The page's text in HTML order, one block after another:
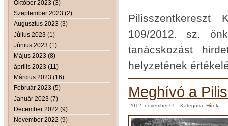
Október 2023 (3)
Szeptember 2023 (2)
Augusztus 2023 (3)
Július 2023 (1)
Június 2023 (1)
Május 2023 (8)
április 2023 (11)
Március 2023 (16)
Február 2023 (5)
Január 2023 (7)
December 2022 (9)
November 2022 (9)
Pilisszentkereszt
109/2012. sz.
tanácskozást
helyzetének
Meghívó a
2012. november 05 - Kategória: Hírek